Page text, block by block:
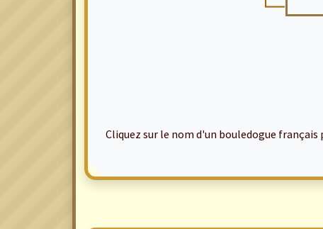
Cliquez sur le nom d'un bouledogue